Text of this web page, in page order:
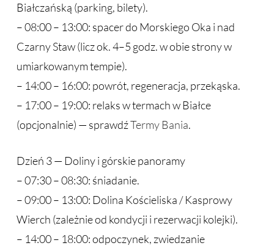
Białczańską (parking, bilety).
– 08:00 – 13:00: spacer do Morskiego Oka i nad
Czarny Staw (licz ok. 4–5 godz. w obie strony w
umiarkowanym tempie).
– 14:00 – 16:00: powrót, regeneracja, przekąska.
– 17:00 – 19:00: relaks w termach w Białce
(opcjonalnie) — sprawdźTermy Bania.
Dzień 3 — Doliny i górskie panoramy
– 07:30 – 08:30: śniadanie.
– 09:00 – 13:00: Dolina Kościeliska / Kasprowy
Wierch (zależnie od kondycji i rezerwacji kolejki).
– 14:00 – 18:00: odpoczynek, zwiedzanie